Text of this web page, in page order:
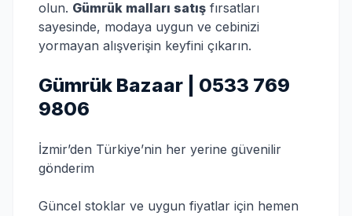
olun. Gümrük malları satış fırsatları
sayesinde, modaya uygun ve cebinizi
yormayan alışverişin keyfini çıkarın.
Gümrük Bazaar | 0533 769
9806
İzmir’den Türkiye’nin her yerine güvenilir
gönderim
Güncel stoklar ve uygun fiyatlar için hemen